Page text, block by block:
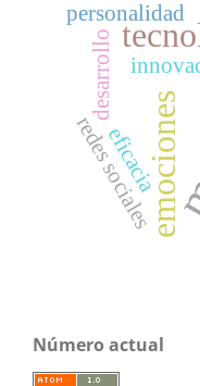
emociones
redes sociales
personalidad
desarrollo
eficacia
Número actual